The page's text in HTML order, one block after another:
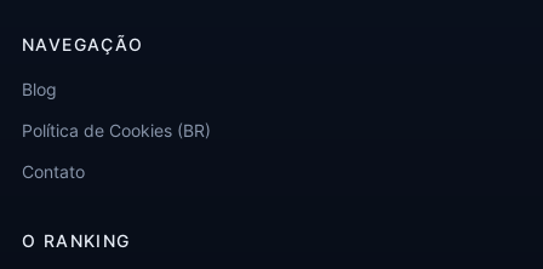
NAVEGAÇÃO
Blog
Política de Cookies (BR)
Contato
O RANKING